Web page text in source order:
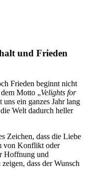
und Frieden
Frieden beginnt nicht
Motto „Velights for
ein ganzes Jahr lang
Welt dadurch heller
Zeichen, dass die Liebe
von Konflikt oder
Hoffnung und
dass der Wunsch